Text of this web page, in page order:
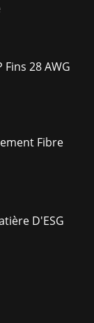
28 AWG
Fibre
D'ESG